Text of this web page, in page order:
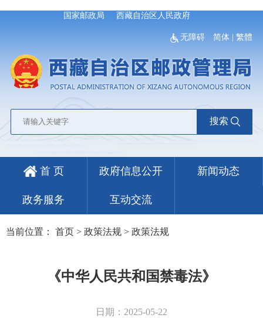
国家邮政局 西藏自治区人民政府
无障碍 简体 |繁體
搜索
首 页 政府信息公开 新闻动态
政务服务 互动交流
当前位置： 首页 > 政策法规 > 政策法规
《中华人民共和国禁毒法》
日期：2025-05-22